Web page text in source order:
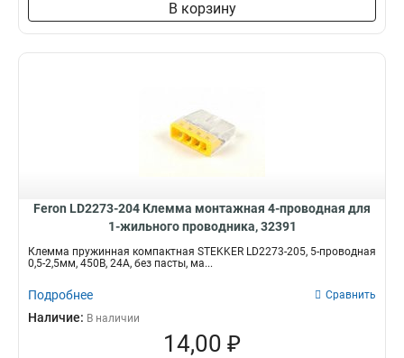
В корзину
Feron LD2273-204 Клемма монтажная 4-проводная для
1-жильного проводника, 32391
Клемма пружинная компактная STEKKER LD2273-205, 5-проводная
0,5-2,5мм, 450В, 24A, без пасты, ма...
Подробнее Сравнить
Наличие: В наличии
14,00 ₽